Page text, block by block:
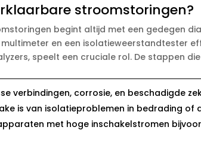
stroomstoringen?
begint altijd met een gedegen
en een isolatieweerstandtester
speelt een cruciale rol.​ De stappen
verbindingen, corrosie, en beschadigde
is van isolatieproblemen in bedrading of
met hoge inschakelstromen